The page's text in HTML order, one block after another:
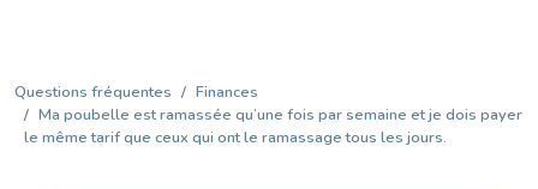
Questions fréquentes
Finances
Ma poubelle est ramassée qu’une fois par semaine et je dois payer
le même tarif que ceux qui ont le ramassage tous les jours.